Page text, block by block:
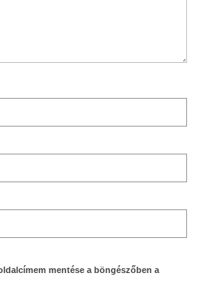
mentése a böngészőben a